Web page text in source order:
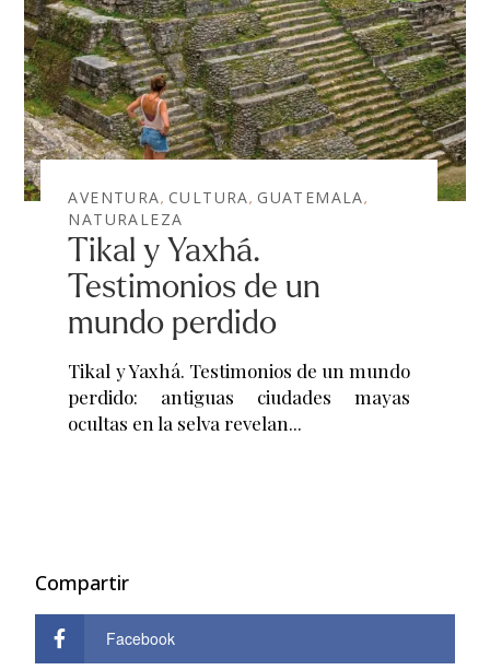
AVENTURA, CULTURA, GUATEMALA,
NATURALEZA
Tikal y Yaxhá.
Testimonios de un
mundo perdido
Tikal y Yaxhá. Testimonios de un mundo
perdido: antiguas ciudades mayas
ocultas en la selva revelan
Compartir
Facebook